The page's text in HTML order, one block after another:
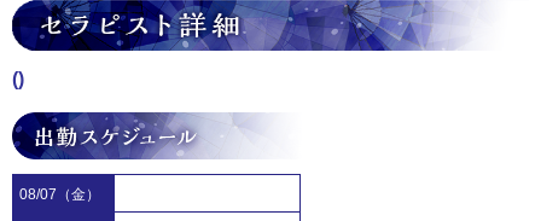
()
08/07（金）